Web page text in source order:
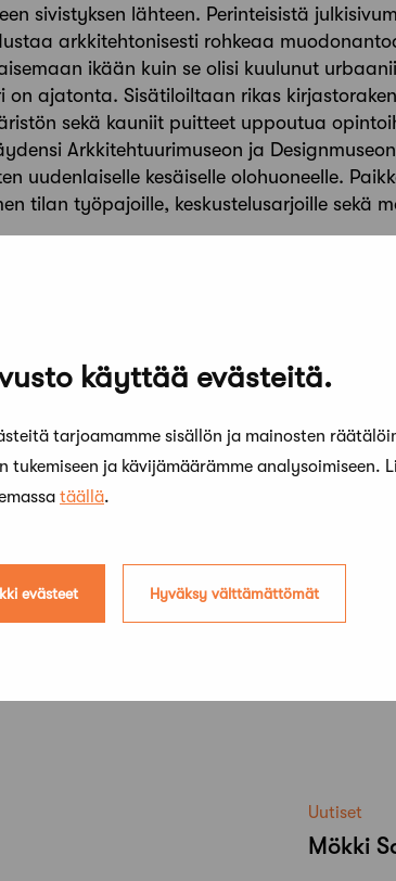
käyttää evästeitä.
tarjoamamme sisällön ja mainosten
tukemiseen ja kävijämäärämme analysoimiseen.
täällä.
evästeet Hyväksy välttämättömät
sivistyksen lähteen. Perinteisistä
arkkitehtonisesti rohkeaa
ikään kuin se olisi kuulunut
on ajatonta. Sisätiloiltaan rikas
sekä kauniit puitteet uppoutua
Arkkitehtuurimuseon ja
uudenlaiselle kesäiselle olohuoneelle.
tilan työpajoille, keskustelusarjoille sekä
myös kolme kunniamainintaa. Ne
ja teknillisen toteutuksen
23.1.2013
Uutiset
Mökki